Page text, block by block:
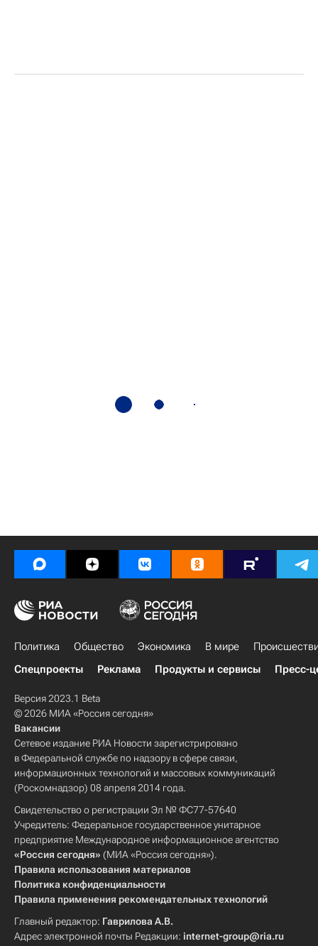
Политика Общество Экономика В мире
Спецпроекты
Реклама Продукты и сервисы Пресс-
Версия 2023.1 Beta
© 2026 МИА «Россия сегодня»
Вакансии
Сетевое издание РИА Новости зарегистрировано
в Федеральной службе по надзору в сфере связи,
информационных технологий и массовых коммуникаций
(Роскомнадзор) 08 апреля 2014 года.
Свидетельство о регистрации Эл № ФС77-57640
Учредитель: Федеральное государственное унитарное
предприятие Международное информационное агентство
«Россия сегодня» (МИА «Россия сегодня»).
Правила использования материалов
Политика конфиденциальности
Правила применения рекомендательных технологий
Главный редактор: Гаврилова А.В.
Адрес электронной почты Редакции: internet-group@ria.ru